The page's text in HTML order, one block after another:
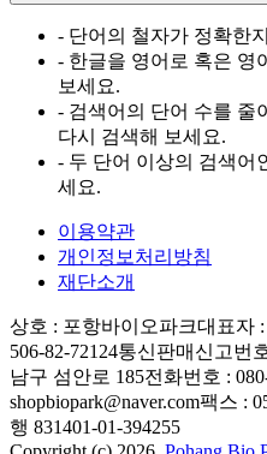
- 단어의 철자가 정확한
- 한글을 영어로 혹은 영
보세요.
- 검색어의 단어 수를 줄
다시 검색해 보세요.
- 두 단어 이상의 검색어
세요.
이용약관
개인정보처리방침
재단소개
상호 : 포항바이오파크대표자
506-82-72124통신판매신고번
남구 섬안로 185전화번호 :
shopbiopark@naver.com팩스 :
행 831401-01-394255